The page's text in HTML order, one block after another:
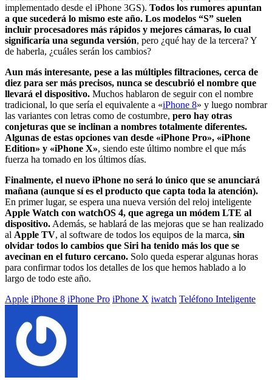
implementado desde el iPhone 3GS). Todos los rumores apuntan
a que sucederá lo mismo este año. Los modelos “S” suelen
incluir procesadores más rápidos y mejores cámaras, lo cual
significaría una segunda versión, pero ¿qué hay de la tercera? Y
de haberla, ¿cuáles serán los cambios?
Aun más interesante, pese a las múltiples filtraciones, cerca de
diez para ser más precisos, nunca se descubrió el nombre que
llevará el dispositivo. Muchos hablaron de seguir con el nombre
tradicional, lo que sería el equivalente a «iPhone 8» y luego nombrar
las variantes con letras como de costumbre, pero hay otras
conjeturas que se inclinan a nombres totalmente diferentes.
Algunas de estas opciones van desde «iPhone Pro», «iPhone
Edition» y «iPhone X», siendo este último nombre el que más
fuerza ha tomado en los últimos días.
Finalmente, el nuevo iPhone no será lo único que se anunciará
mañana (aunque sí es el producto que capta toda la atención).
En primer lugar, se espera una nueva versión del reloj inteligente
Apple Watch con watchOS 4, que agrega un módem LTE al
dispositivo. Además, se hablará de las mejoras que se han realizado
al Apple TV, al software de todos los equipos de la marca, sin
olvidar todos lo cambios que Siri ha tenido más los que se
avecinan en el futuro cercano. Solo queda esperar algunas horas
para confirmar todos los detalles de los que hemos hablado a lo
largo de todo este año.
Etiquetado
Apple iPhone 8 iPhone Pro iPhone X iwatch Teléfono Inteligente